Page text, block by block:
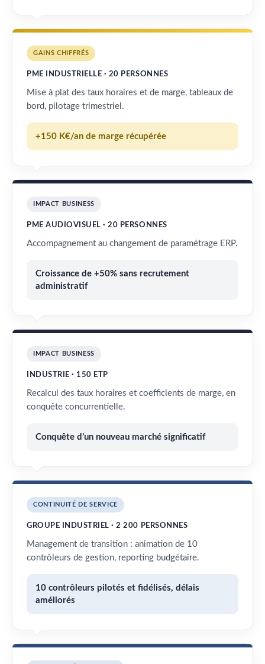
GAINS CHIFFRÉS
PME INDUSTRIELLE · 20 PERSONNES
Mise à plat des taux horaires et de marge, tableaux de
bord, pilotage trimestriel.
+150 K€/an de marge récupérée
IMPACT BUSINESS
PME AUDIOVISUEL · 20 PERSONNES
Accompagnement au changement de paramétrage ERP.
Croissance de +50% sans recrutement
administratif
IMPACT BUSINESS
INDUSTRIE · 150 ETP
Recalcul des taux horaires et coefficients de marge, en
conquête concurrentielle.
Conquête d’un nouveau marché significatif
CONTINUITÉ DE SERVICE
GROUPE INDUSTRIEL · 2 200 PERSONNES
Management de transition : animation de 10
contrôleurs de gestion, reporting budgétaire.
10 contrôleurs pilotés et fidélisés, délais
améliorés